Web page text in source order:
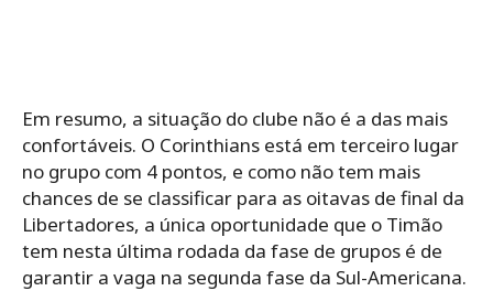
Em resumo, a situação do clube não é a das mais
confortáveis. O Corinthians está em terceiro lugar
no grupo com 4 pontos, e como não tem mais
chances de se classificar para as oitavas de final da
Libertadores, a única oportunidade que o Timão
tem nesta última rodada da fase de grupos é de
garantir a vaga na segunda fase da Sul-Americana.